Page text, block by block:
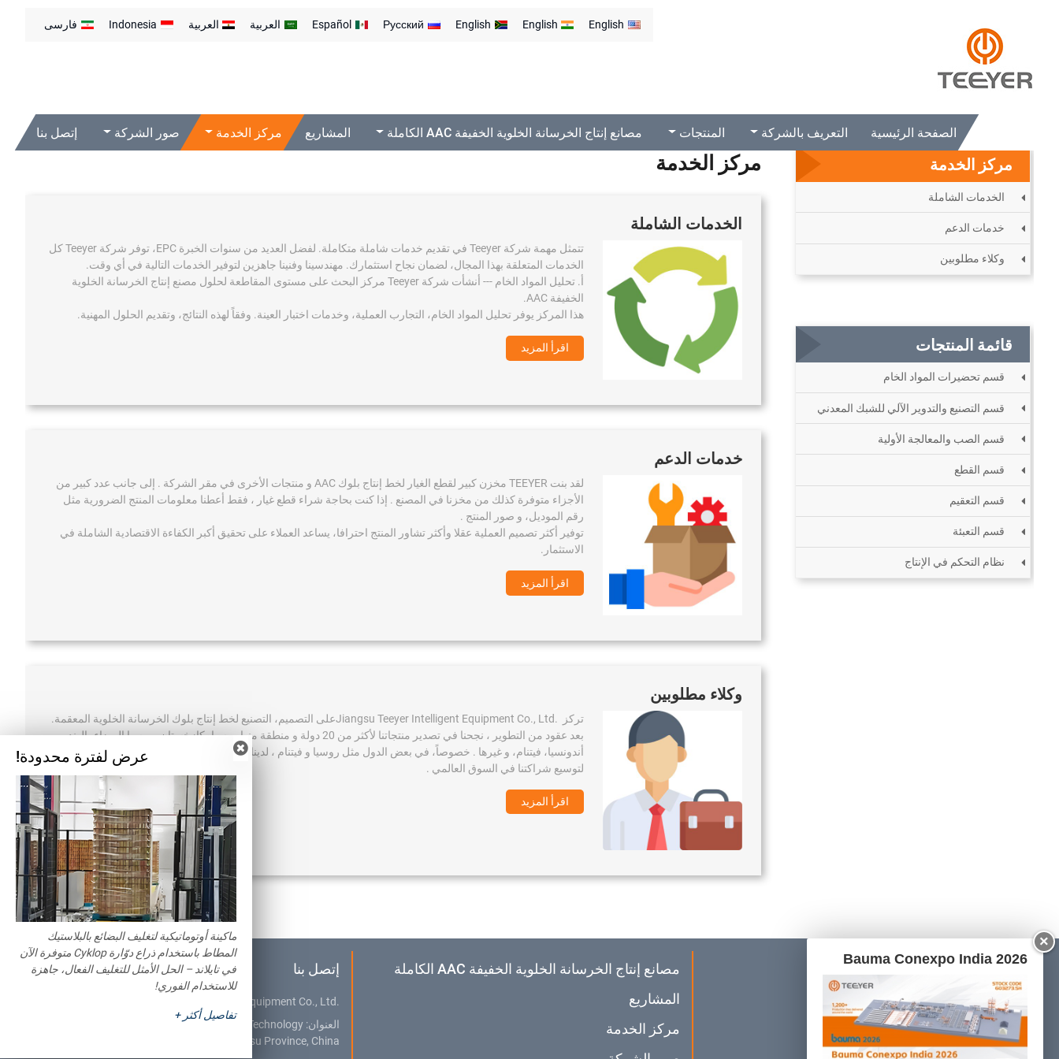
English
English
English
Русский
Español العربية العربية Indonesia فارسی
الصفحة الرئيسية التعريف بالشركة المنتجات مصانع إنتاج الخرسانة الخلوية الخفيفة AAC الكاملة المشاريع مركز الخدمة صور الشركة إتصل بنا
الصفحة الرئيسية مركز الخدمة
مركز الخدمة
الخدمات الشاملة
تتمثل مهمة شركة Teeyer في تقديم خدمات شاملة متكاملة. لفضل العديد من سنوات الخبرة EPC، توفر شركة Teeyer كل
الخدمات المتعلقة بهذا المجال، لضمان نجاح استثمارك. مهندسينا وفنينا جاهزين لتوفير الخدمات التالية في أي وقت.
أ. تحليل المواد الخام --- أنشأت شركة Teeyer مركز البحث على مستوى المقاطعة لحلول مصنع إنتاج الخرسانة الخلوية
الخفيفة AAC.
هذا المركز يوفر تحليل المواد الخام، التجارب العملية، وخدمات اختبار العينة. وفقاً لهذه النتائج، وتقديم الحلول المهنية.
اقرأ المزيد
خدمات الدعم
لقد بنت TEEYER مخزن كبير لقطع الغيار لخط إنتاج بلوك AAC و منتجات الأخرى في مقر الشركة . إلى جانب عدد كبير من
الأجزاء متوفرة كذلك من مخزنا في المصنع . إذا كنت بحاجة شراء قطع غيار ، فقط أعطنا معلومات المنتج الضرورية مثل
رقم الموديل، و صور المنتج .
توفير أكثر تصميم العملية عقلا وأكثر تشاور المنتج احترافا، يساعد العملاء على تحقيق أكبر الكفاءة الاقتصادية الشاملة في
الاستثمار.
اقرأ المزيد
وكلاء مطلوبين
تركز Jiangsu Teeyer Intelligent Equipment Co., Ltd.على التصميم، التصنيع لخط إنتاج بلوك الخرسانة الخلوية المعقمة.
بعد عقود من التطوير ، نجحنا في تصدير منتجاتنا لأكثر من 20 دولة و منطقة منها روسيا، كازخستان، روسيا البيضاء، الهند،
أندونسيا، فيتنام، و غيرها . خصوصاً، في بعض الدول مثل روسيا و فيتنام ، لدينا بائعينا الخاصين . و الأن نحتاج لشركاء أكثر
لتوسيع شراكتنا في السوق العالمي .
اقرأ المزيد
مركز الخدمة
الخدمات الشاملة
خدمات الدعم
وكلاء مطلوبين
قائمة المنتجات
قسم تحضيرات المواد الخام
قسم التصنيع والتدوير الآلي للشبك المعدني
قسم الصب والمعالجة الأولية
قسم القطع
قسم التعقيم
قسم التعبئة
نظام التحكم في الإنتاج
المنتجات
قسم تحضيرات المواد الخام
قسم التصنيع والتدوير الآلي للشبك المعدني
قسم الصب والمعالجة الأولية
مصانع إنتاج الخرسانة الخلوية الخفيفة AAC الكاملة
المشاريع
مركز الخدمة
إتصل بنا
Jiangsu Teeyer Intelligent Equipment Co., Ltd.
العنوان: NO. 312, West Hehai Road, High Technology
Development Zone, Changzhou City, Jiangsu Province, China
عرض لفترة محدودة!
ماكينة أوتوماتيكية لتغليف البضائع بالبلاستيك
المطاط باستخدام ذراع دوّارة Cyklop متوفرة الآن
في تايلاند – الحل الأمثل للتغليف الفعال، جاهزة
للاستخدام الفوري!
تفاصيل أكثر +
×
Bauma Conexpo India 2026